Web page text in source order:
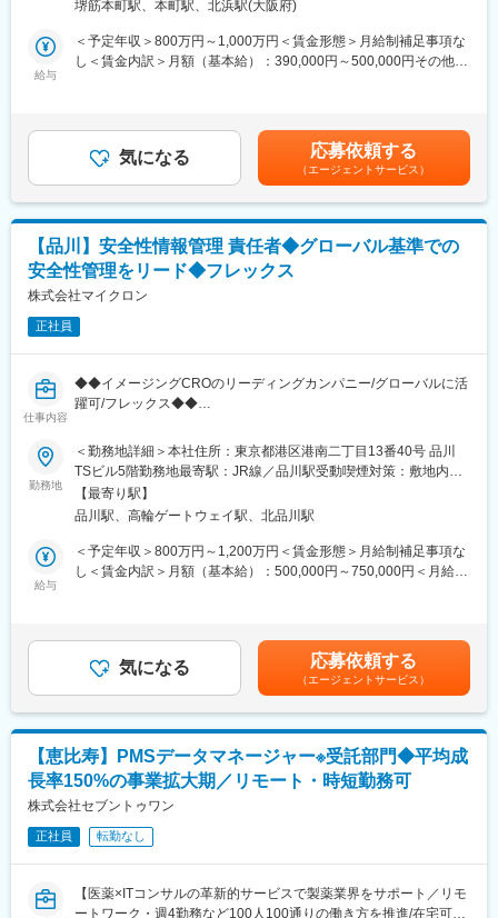
方を実現しています。
◇コンサルやCRO出身など、多様なバックグラウンドを持つ社員
が在籍しており、各業界のナレッジを研修や全社MTGにて積極的
■当社の紹介
当社は製薬企業向けにビジネス・ITコンサルティングサービス、
BPOサービス、ITシステムサービス（システム開発・マネージド
サービス）を提供いています。製薬業界に関する知見とコンサル
ティングファームとしての課題解決力を活かし、お客様のビジネ
スに高品質なサービスを提供します。現在、クライアントの100%
は製薬会社（国内大手製薬企業及び外資製薬企業）であり、クラ
イアントの95%以上が長期的なパートナーとして当社を選び続け
ています。
・英語訳（CIOMS・Med Watch・Annual report等作成）業務
・PMDAへの(医薬品)副作用・感染症等報告書・研究報告・
措置報告・不具合報告書（案）の作成およびSGML化
・安全性定期報告、PSUR・PBRER案作成
・安全性情報管理業務全般のコンサルテーション並びにその他関
ており、本求人は新会社（株式会社 EPデータウィーブ）へ承継さ
れます。
詳細：https://www.eps.co.jp/ja/pdf/20260630114451.pdf
■同社でのキャリアパス、スキルアップ
・今まではCROへの委託がなかった年次報告、【RMP、
PBRER】等の受託も増えているため、経験の幅を広げかつ市場価
値を高めることができます。
・スキルアップのため、社内研修にて、各種法律・省令の改正ポ
イント確認はもちろん、疫学・薬剤疫学の基本、E2B（R3）対応
す。
・医学基礎知識の底上げとして、循環器系、呼吸器系、神経系な
ど【領域毎に10種以上の研修】があります。
■就業環境
っております。
■組織構成：部署は100名以上の組織で平均年齢は35歳です。男
などで代理対応が必要なときも協力しあう風土があります。
■研修制度
実践的な階層別研修や職種別研修、全社共有専門研修など、社員
一人ひとりの背景やニーズに対応し誰もが成長できる多種多様な
カリキュラムを用意しています。
変更の範囲：会社の定める業務
堺筋本町駅、本町駅、北浜駅(大阪府)
給与
＜予定年収＞800万円～1,000万円＜賃金形態＞月給制補足事項な
し＜賃金内訳＞月額（基本給）：390,000円～500,000円その他固
月）■賞与： 年3回（夏季賞与6月・冬季賞与12月・決算賞与10
月）賃金はあくまでも目安の金額であり、選考を通じて上下する
可能性があります。月給(月額)は固定手当を含めた表記です。
気になる 応募依頼する
（エージェントサービス）
【品川】安全性情報管理 責任者◆グローバル基準での
安全性管理をリード◆フレックス
株式会社マイクロン
正社員
仕事内容
◆◆イメージングCROのリーディングカンパニー/グローバルに活
躍可/フレックス◆◆
マイクロンは、イメージングCROとして国内トップクラスの実績
を築き、画像解析・読影における高度な専門性で多くのクライア
ントから信頼を得ています。
安全性情報管理（PV）体制の拡充のため、グローバル基準での安
全性管理をリードいただける責任者を募集します。グローバルPV
体制の構築・運営を担う重要ポジションです。
◎責任者として裁量を持ち組織づくりに携われる
◎最新のPV規制・技術に触れながらキャリアアップ
中、タイガメッド本社との連携強化によりグローバル治験案件が
急増しており、体制強化のため募集しています。
■業務内容
【安全性情報管理業務】
・治験・市販後における有害事象・副作用情報の収集、評価、報
告
・国内外規制当局（PMDA、FDA、EMA等）への安全性報告対応
・安全性データベースの管理・運用
勤務地
＜勤務地詳細＞本社住所：東京都港区港南二丁目13番40号 品川
TSビル5階勤務地最寄駅：JR線／品川駅受動喫煙対策：敷地内全
面禁煙変更の範囲：会社の定める事業所
【最寄り駅】
品川駅、高輪ゲートウェイ駅、北品川駅
給与
＜予定年収＞800万円～1,200万円＜賃金形態＞月給制補足事項な
し＜賃金内訳＞月額（基本給）：500,000円～750,000円＜月給＞
の金額であり、選考を通じて上下する可能性があります。月給(月
額)は固定手当を含めた表記です。
気になる 応募依頼する
（エージェントサービス）
【恵比寿】PMSデータマネージャー※受託部門◆平均成
長率150%の事業拡大期／リモート・時短勤務可
株式会社セブントゥワン
正社員 転勤なし
【医薬×ITコンサルの革新的サービスで製薬業界をサポート／リモ
ートワーク・週4勤務など100人100通りの働き方を推進/在宅可・